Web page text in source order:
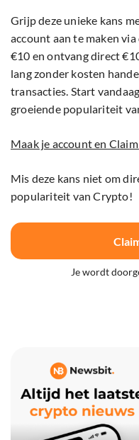
Grijp deze unieke kans
account aan te maken
€10 en ontvang direct
lang zonder kosten
transacties. Start
groeiende populariteit
Maak je account en
Mis deze kans niet om
populariteit van Crypto!
Je wordt